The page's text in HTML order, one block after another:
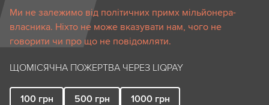
Ми не залежимо від політичних примх мільйонера-
власника. Ніхто не може вказувати нам, чого не
говорити чи про що не повідомляти.
ЩОМІСЯЧНА ПОЖЕРТВА ЧЕРЕЗ LIQPAY
100 грн 500 грн 1000 грн